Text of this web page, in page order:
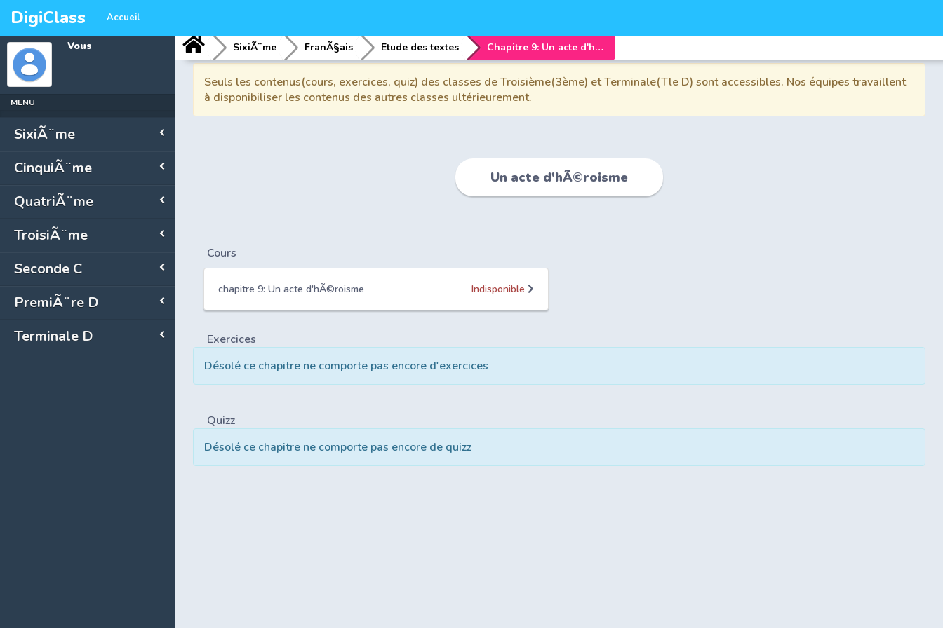
DigiClass Accueil
Vous
MENU
SixiÃ¨me
CinquiÃ¨me
QuatriÃ¨me
TroisiÃ¨me
Seconde C
PremiÃ¨re D
Terminale D
SixiÃ¨me FranÃ§ais Etude des textes Chapitre 9: Un acte d'hÃ©roisme
Seuls les contenus(cours, exercices, quiz) des classes de Troisième(3ème) et Terminale(Tle D) sont accessibles. Nos équipes travaillent
à disponibiliser les contenus des autres classes ultérieurement.
Un acte d'hÃ©roisme
Cours
chapitre 9: Un acte d'hÃ©roisme Indisponible
Exercices
Désolé ce chapitre ne comporte pas encore d'exercices
Quizz
Désolé ce chapitre ne comporte pas encore de quizz